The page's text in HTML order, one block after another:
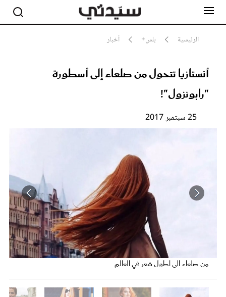
الرئيسية بلس+ أخبار
أنستازيا تتحول من صلعاء إلى أسطورة
"رابونزول"!
25 سبتمبر 2017
من صلعاء الى اطول شعر في العالم
مشاهير
جمال
سيدتي وطفلك
لايف ستايل
مقالات الرأي